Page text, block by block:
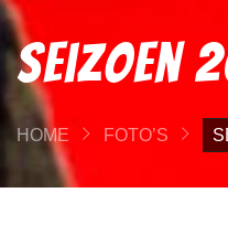
Seizoen
HOME FOTO’S